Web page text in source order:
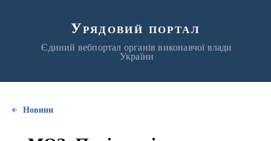
Урядовий портал
Єдиний вебпортал органів виконавчої влади
України
Новини